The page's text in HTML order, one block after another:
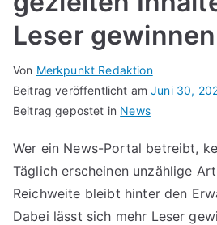
Leser gewinnen
Von Merkpunkt Redaktion
Beitrag veröffentlicht amJuni 30,
Beitrag gepostet in News
Wer ein News-Portal betreibt,
Täglich erscheinen unzählige
Reichweite bleibt hinter den
Dabei lässt sich mehr Leser